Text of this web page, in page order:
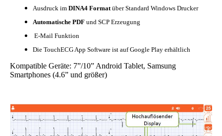
Ausdruck im DINA4 Format über Standard Windows Drucker
Automatische PDF und SCP Erzeugung
E-Mail Funktion
Die TouchECG App Software ist auf Google Play erhältlich
Kompatible Geräte: 7”/10” Android Tablet, Samsung
Smartphones (4.6” und größer)